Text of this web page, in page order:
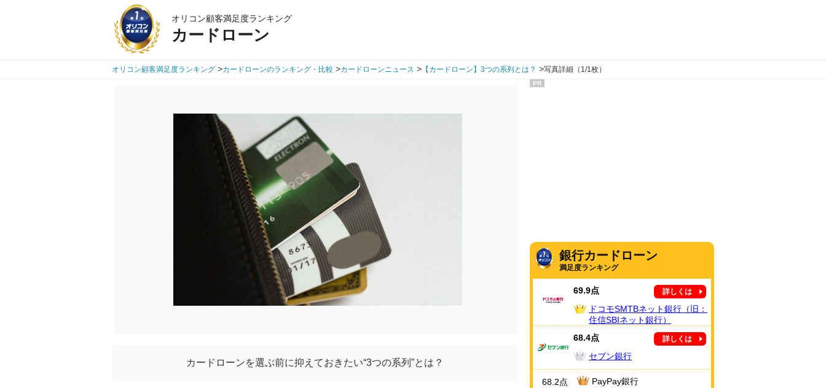
オリコン顧客満足度ランキング
カードローン
オリコン顧客満足度ランキング >カードローンのランキング・比較 >カードローンニュース > 【カードローン】3つの系列とは？ >写真詳細（1/1枚）
カードローンを選ぶ前に抑えておきたい“3つの系列”とは？
PR
銀行カードローン
満足度ランキング
69.9点 詳しくは
ドコモSMTBネット銀行（旧：
住信SBIネット銀行）
68.4点
詳しくは
セブン銀行
68.2点 PayPay銀行